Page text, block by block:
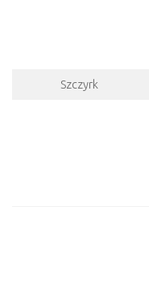
Szczyrk